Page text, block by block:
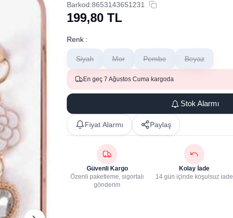
Barkod:8653143651231
199,80 TL
Renk :
Siyah Mor Pembe Beyaz
En geç 7 Ağustos Cuma kargoda
Stok Alarmı
Fiyat Alarmı Paylaş
Güvenli Kargo
Özenli paketleme, sigortalı
gönderim
Kolay İade
14 gün içinde koşulsuz iade